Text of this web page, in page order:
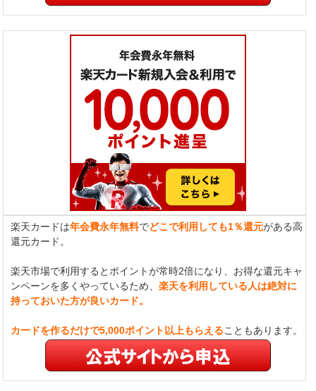
楽天カードは年会費永年無料でどこで利用しても1％還元がある高
還元カード。
楽天市場で利用するとポイントが常時2倍になり、お得な還元キャ
ンペーンを多くやっているため、楽天を利用している人は絶対に
持っておいた方が良いカード。
カードを作るだけで5,000ポイント以上もらえることもあります。